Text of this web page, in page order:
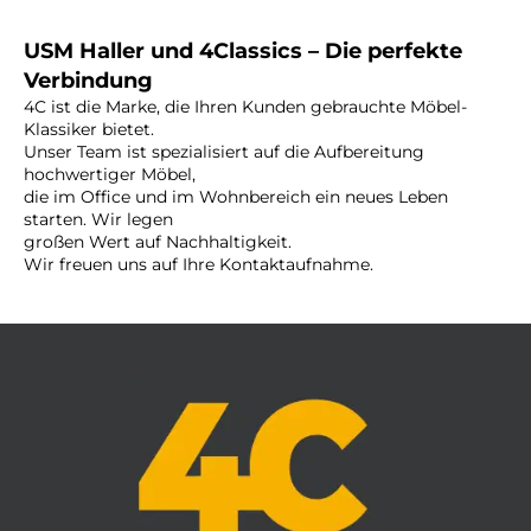
USM Haller und 4Classics – Die perfekte
Verbindung
4C ist die Marke, die Ihren Kunden gebrauchte Möbel-
Klassiker bietet.
Unser Team ist spezialisiert auf die Aufbereitung
hochwertiger Möbel,
die im Office und im Wohnbereich ein neues Leben
starten. Wir legen
großen Wert auf Nachhaltigkeit.
Wir freuen uns auf Ihre Kontaktaufnahme.